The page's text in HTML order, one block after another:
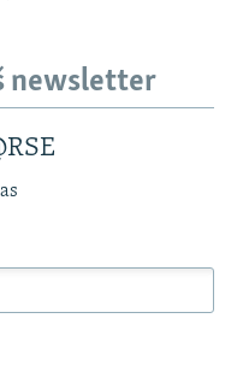
newsletter